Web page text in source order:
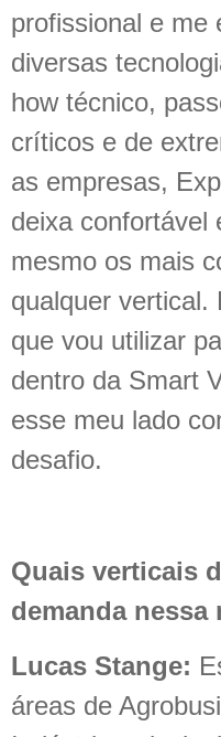
profissional e me
diversas
how técnico,
críticos e de
as empresas,
deixa confortável
mesmo os mais
qualquer vertical.
que vou utilizar
dentro da Smart
esse meu lado
desafio.
Quais verticais
demanda nessa
Lucas Stange:
áreas de